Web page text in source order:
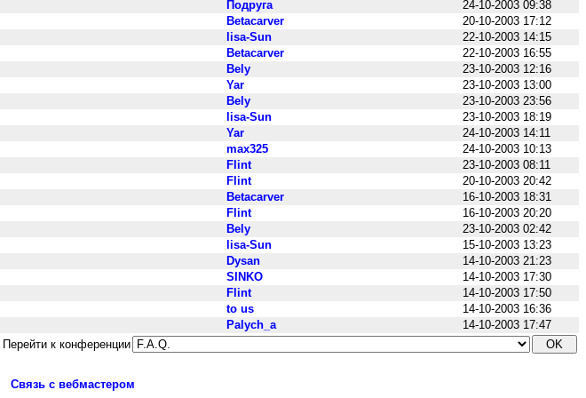
Подруга
24-10-2003 09:38
Betacarver
20-10-2003 17:12
lisa-Sun
22-10-2003 14:15
Betacarver
22-10-2003 16:55
Bely
23-10-2003 12:16
Yar
23-10-2003 13:00
Bely
23-10-2003 23:56
lisa-Sun
23-10-2003 18:19
Yar
24-10-2003 14:11
max325
24-10-2003 10:13
Flint
23-10-2003 08:11
Flint
20-10-2003 20:42
Betacarver
16-10-2003 18:31
Flint
16-10-2003 20:20
Bely
23-10-2003 02:42
lisa-Sun
15-10-2003 13:23
Dysan
14-10-2003 21:23
SINKO
14-10-2003 17:30
Flint
14-10-2003 17:50
to us
14-10-2003 16:36
Palych_a
14-10-2003 17:47
Перейти к конференции
Связь с вебмастером